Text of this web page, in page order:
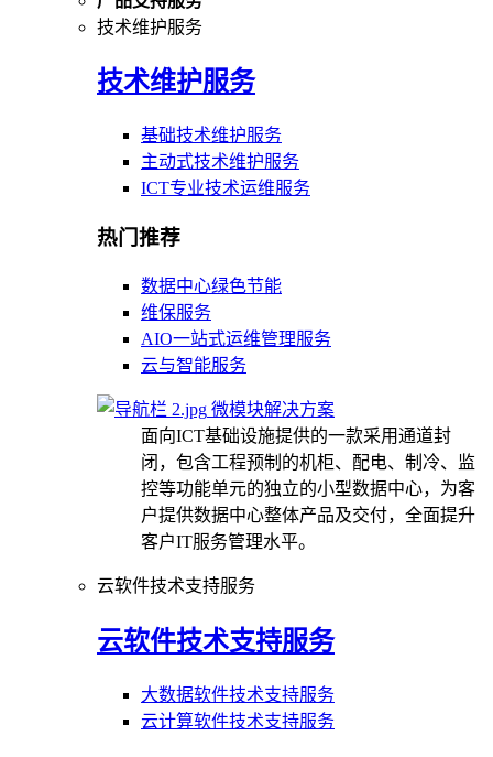
技术维护服务
技术维护服务
基础技术维护服务
主动式技术维护服务
ICT专业技术运维服务
热门推荐
数据中心绿色节能
维保服务
AIO一站式运维管理服务
云与智能服务
微模块解决方案
面向ICT基础设施提供的一款采用通道封
闭，包含工程预制的机柜、配电、制冷、监
控等功能单元的独立的小型数据中心，为客
户提供数据中心整体产品及交付，全面提升
客户IT服务管理水平。
云软件技术支持服务
云软件技术支持服务
大数据软件技术支持服务
云计算软件技术支持服务